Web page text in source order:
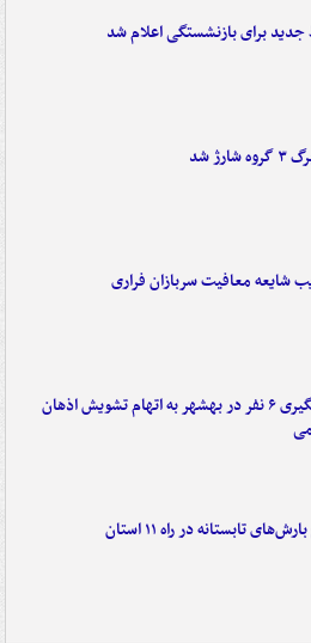
برای بازنشستگی اعلام شد
شارژ شد
شایعه معافیت سربازان فراری
دستگیری ۶ نفر در بهشهر به اتهام تشویش اذهان
تابستانه در راه ۱۱ استان